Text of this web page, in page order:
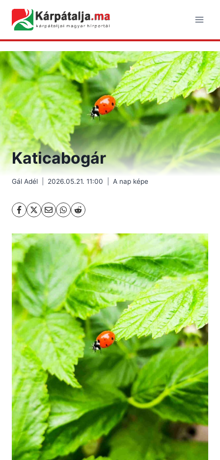
content
Katicabogár
Gál Adél 2026.05.21. 11:00 A nap képe